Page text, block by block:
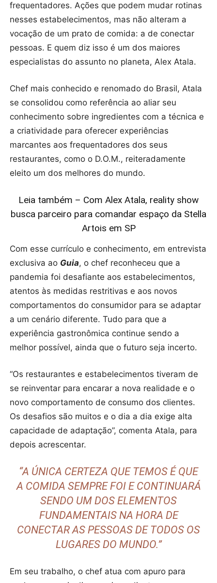
frequentadores. Ações que podem mudar rotinas
nesses estabelecimentos, mas não alteram a
vocação de um prato de comida: a de conectar
pessoas. E quem diz isso é um dos maiores
especialistas do assunto no planeta, Alex Atala.
Chef mais conhecido e renomado do Brasil, Atala
se consolidou como referência ao aliar seu
conhecimento sobre ingredientes com a técnica e
a criatividade para oferecer experiências
marcantes aos frequentadores dos seus
restaurantes, como o D.O.M., reiteradamente
eleito um dos melhores do mundo.
Leia também – Com Alex Atala, reality show
busca parceiro para comandar espaço da Stella
Artois em SP
Com esse currículo e conhecimento, em entrevista
exclusiva ao Guia, o chef reconheceu que a
pandemia foi desafiante aos estabelecimentos,
atentos às medidas restritivas e aos novos
comportamentos do consumidor para se adaptar
a um cenário diferente. Tudo para que a
experiência gastronômica continue sendo a
melhor possível, ainda que o futuro seja incerto.
“Os restaurantes e estabelecimentos tiveram de
se reinventar para encarar a nova realidade e o
novo comportamento de consumo dos clientes.
Os desafios são muitos e o dia a dia exige alta
capacidade de adaptação”, comenta Atala, para
depois acrescentar.
“A ÚNICA CERTEZA QUE TEMOS É QUE
A COMIDA SEMPRE FOI E CONTINUARÁ
SENDO UM DOS ELEMENTOS
FUNDAMENTAIS NA HORA DE
CONECTAR AS PESSOAS DE TODOS OS
LUGARES DO MUNDO.”
Em seu trabalho, o chef atua com apuro para